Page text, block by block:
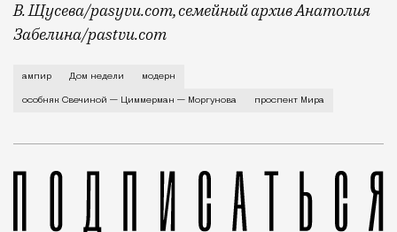
В. Щусева/pasyvu.com, семейный архив Анатолия
Забелина/pastvu.com
История каменного строения в Мещанской
ампир Дом недели модерн
особняк Свечиной — Циммерман — Моргунова проспект Мира